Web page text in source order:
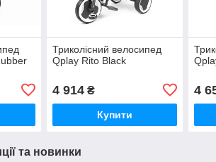
Триколісний велосипед
Qplay Rito Black
4 914₴
Купити
4
та новинки